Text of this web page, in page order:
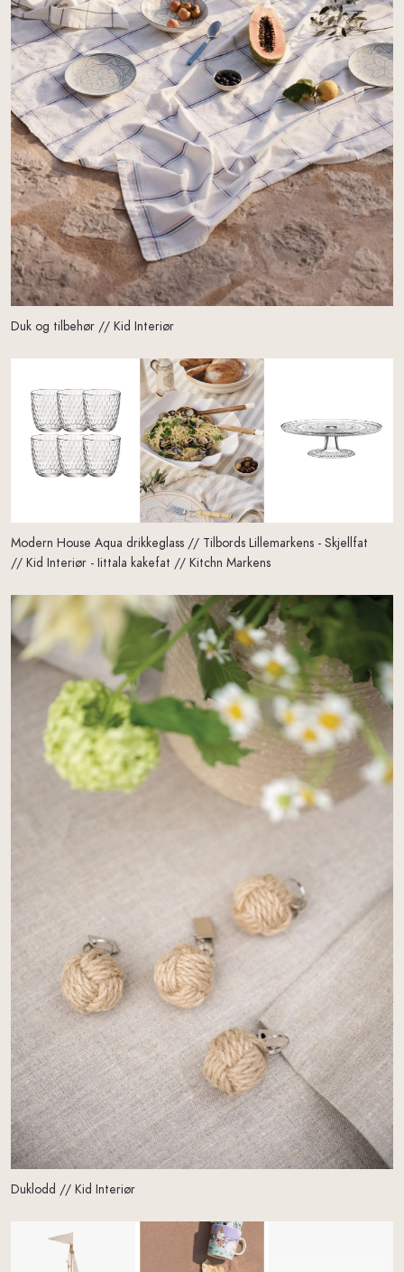
Duk og tilbehør // Kid Interiør
Modern House Aqua drikkeglass // Tilbords Lillemarkens - Skjellfat
// Kid Interiør - Iittala kakefat // Kitchn Markens
Duklodd // Kid Interiør